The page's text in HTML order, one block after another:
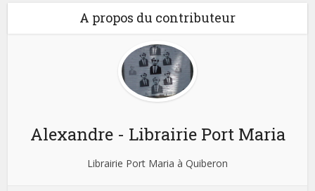
A propos du contributeur
Alexandre - Librairie Port Maria
Librairie Port Maria à Quiberon